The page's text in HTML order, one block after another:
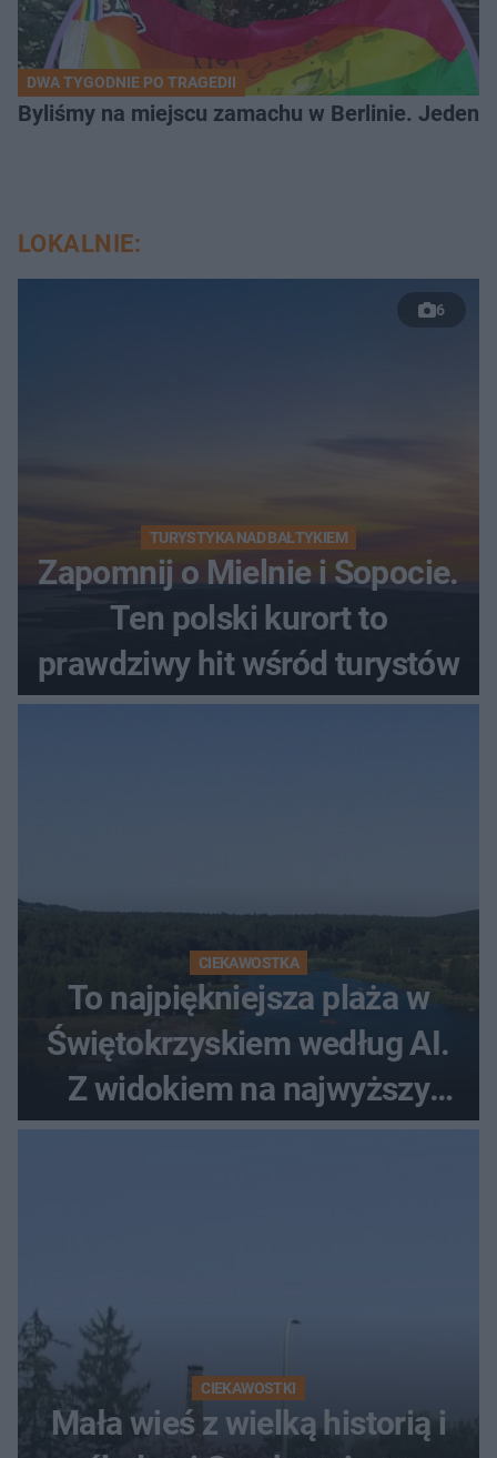
DWA TYGODNIE PO TRAGEDII
Byliśmy na miejscu zamachu w Berlinie. Jeden
LOKALNIE:
6
TURYSTYKA NAD BAŁTYKIEM
Zapomnij o Mielnie i Sopocie.
Ten polski kurort to
prawdziwy hit wśród turystów
CIEKAWOSTKA
To najpiękniejsza plaża w
Świętokrzyskiem według AI.
Z widokiem na najwyższy
szczyt Gór Świętokrzyskich
CIEKAWOSTKI
Mała wieś z wielką historią i